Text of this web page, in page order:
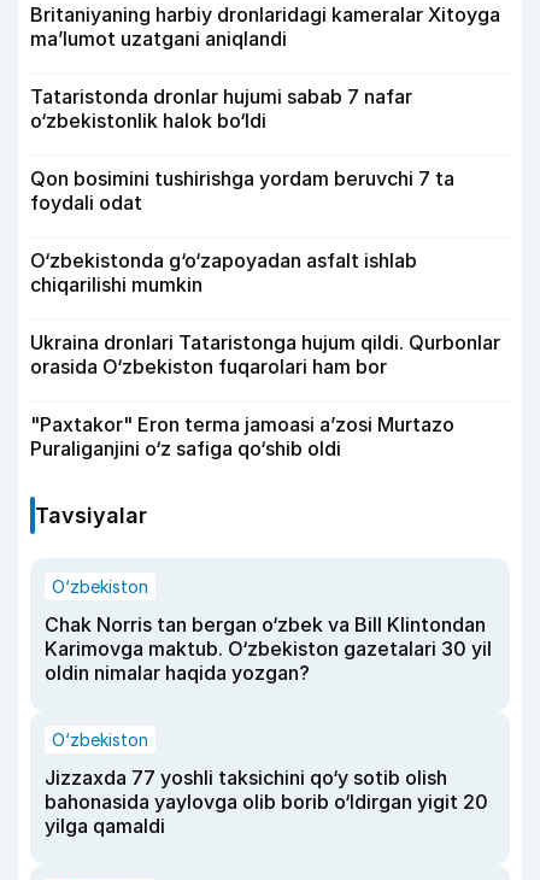
Britaniyaning harbiy dronlaridagi kameralar Xitoyga
ma’lumot uzatgani aniqlandi
Tataristonda dronlar hujumi sabab 7 nafar
o‘zbekistonlik halok bo‘ldi
Qon bosimini tushirishga yordam beruvchi 7 ta
foydali odat
O‘zbekistonda g‘o‘zapoyadan asfalt ishlab
chiqarilishi mumkin
Ukraina dronlari Tataristonga hujum qildi. Qurbonlar
orasida O‘zbekiston fuqarolari ham bor
"Paxtakor" Eron terma jamoasi a’zosi Murtazo
Puraliganjini o‘z safiga qo‘shib oldi
Tavsiyalar
O‘zbekiston
Chak Norris tan bergan o‘zbek va Bill Klintondan
Karimovga maktub. O‘zbekiston gazetalari 30 yil
oldin nimalar haqida yozgan?
O‘zbekiston
Jizzaxda 77 yoshli taksichini qo‘y sotib olish
bahonasida yaylovga olib borib o‘ldirgan yigit 20
yilga qamaldi